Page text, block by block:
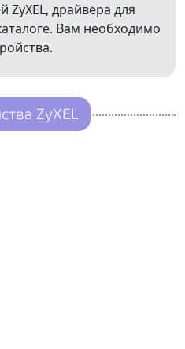
драйвера для
Вам необходимо
ZyXEL